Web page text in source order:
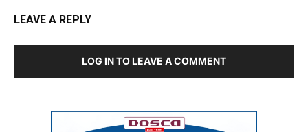
LEAVE A REPLY
LOG IN TO LEAVE A COMMENT